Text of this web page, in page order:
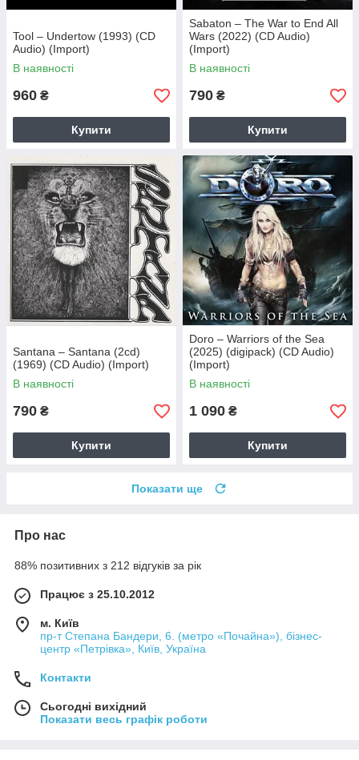
Tool – Undertow (1993) (CD
Audio) (Import)
В наявності
960 ₴
Купити
Sabaton – The War to End All
Wars (2022) (CD Audio)
(Import)
В наявності
790 ₴
Купити
Santana – Santana (2cd)
(1969) (CD Audio) (Import)
В наявності
790 ₴
Купити
Doro – Warriors of the Sea
(2025) (digipack) (CD Audio)
(Import)
В наявності
1 090 ₴
Купити
Показати ще
Про нас
88% позитивних з 212 відгуків за рік
Працює з 25.10.2012
м. Київ
пр-т Степана Бандери, 6. (метро «Почайна»), бізнес-
центр «Петрівка», Київ, Україна
Контакти
Сьогодні вихідний
Показати весь графік роботи